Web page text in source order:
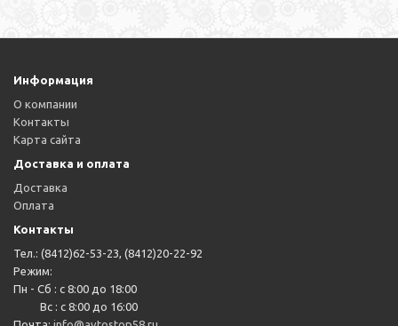
Информация
О компании
Контакты
Карта сайта
Доставка и оплата
Доставка
Оплата
Контакты
Тел.: (8412)62-53-23, (8412)20-22-92
Режим:
Пн - Сб : с 8:00 до 18:00
Вс : с 8:00 до 16:00